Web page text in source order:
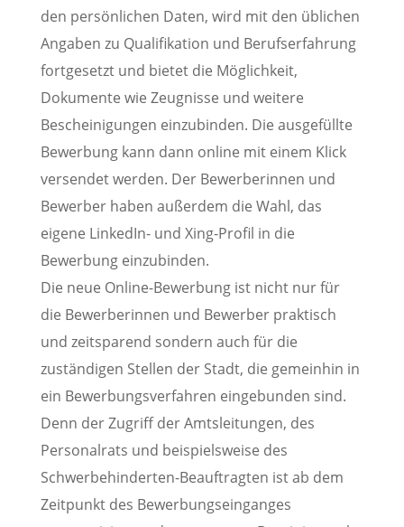
den persönlichen Daten, wird mit den üblichen
Angaben zu Qualifikation und Berufserfahrung
fortgesetzt und bietet die Möglichkeit,
Dokumente wie Zeugnisse und weitere
Bescheinigungen einzubinden. Die ausgefüllte
Bewerbung kann dann online mit einem Klick
versendet werden. Der Bewerberinnen und
Bewerber haben außerdem die Wahl, das
eigene LinkedIn- und Xing-Profil in die
Bewerbung einzubinden.
Die neue Online-Bewerbung ist nicht nur für
die Bewerberinnen und Bewerber praktisch
und zeitsparend sondern auch für die
zuständigen Stellen der Stadt, die gemeinhin in
ein Bewerbungsverfahren eingebunden sind.
Denn der Zugriff der Amtsleitungen, des
Personalrats und beispielsweise des
Schwerbehinderten-Beauftragten ist ab dem
Zeitpunkt des Bewerbungseinganges